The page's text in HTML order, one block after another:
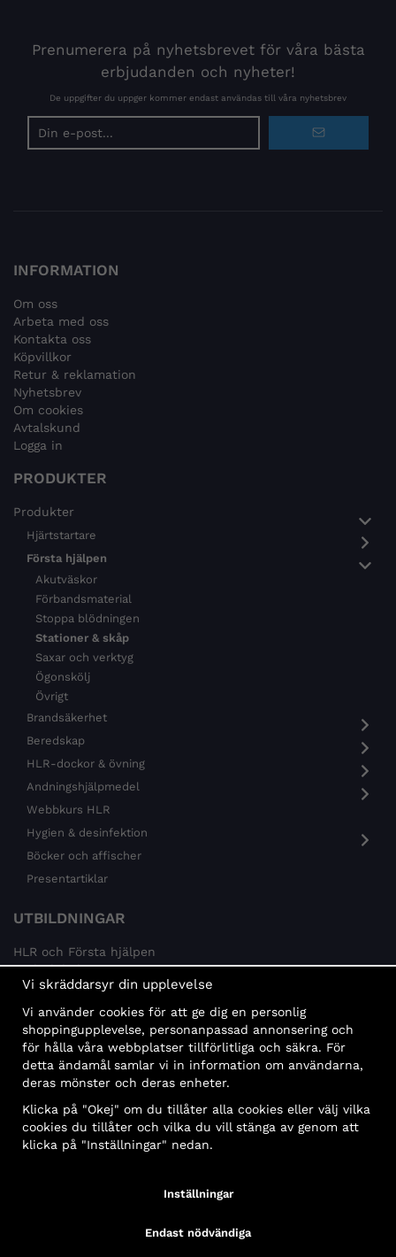
Prenumerera på nyhetsbrevet för våra bästa
erbjudanden och nyheter!
De uppgifter du uppger kommer endast användas till våra nyhetsbrev
INFORMATION
Om oss
Arbeta med oss
Kontakta oss
Köpvillkor
Retur & reklamation
Nyhetsbrev
Om cookies
Avtalskund
Logga in
PRODUKTER
Produkter
Hjärtstartare
Första hjälpen
Akutväskor
Förbandsmaterial
Stoppa blödningen
Stationer & skåp
Saxar och verktyg
Ögonskölj
Övrigt
Brandsäkerhet
Beredskap
HLR-dockor & övning
Andningshjälpmedel
Webbkurs HLR
Hygien & desinfektion
Böcker och affischer
Presentartiklar
UTBILDNINGAR
HLR och Första hjälpen
Psykisk hälsa
Brandskydd
MÅLGRUPPER
Offentlig sektor och företag
Privatpersoner
FakturaDelbetalning
Vi skräddarsyr din upplevelse
Vi använder cookies för att ge dig en personlig
shoppingupplevelse, personanpassad annonsering och
för hålla våra webbplatser tillförlitliga och säkra. För
detta ändamål samlar vi in information om användarna,
deras mönster och deras enheter.
Klicka på "Okej" om du tillåter alla cookies eller välj vilka
cookies du tillåter och vilka du vill stänga av genom att
klicka på "Inställningar" nedan.
Inställningar
Endast nödvändiga